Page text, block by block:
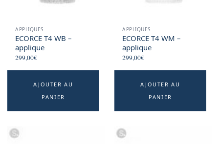
APPLIQUES
ECORCE T4 WB –
applique
299,00€
AJOUTER AU
PANIER
APPLIQUES
ECORCE T4 WM –
applique
299,00€
AJOUTER AU
PANIER